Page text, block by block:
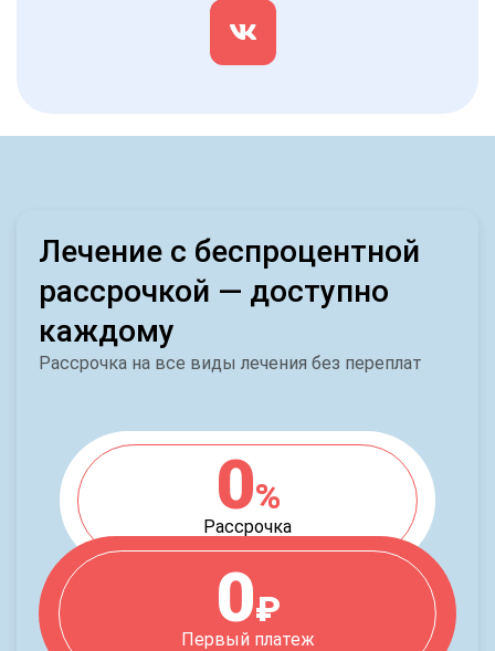
Лечение с беспроцентной
рассрочкой — доступно
каждому
Рассрочка на все виды лечения без переплат
0%
Рассрочка
0₽
Первый платеж